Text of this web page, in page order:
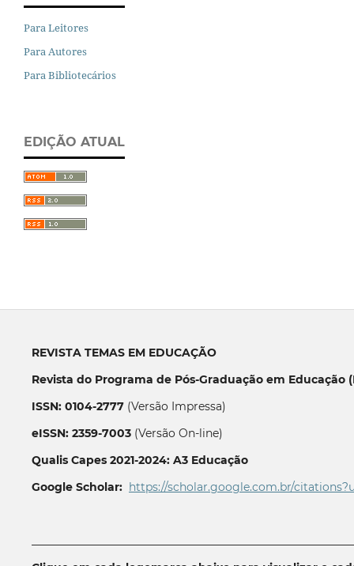
Para Leitores
Para Autores
Para Bibliotecários
EDIÇÃO ATUAL
REVISTA TEMAS EM EDUCAÇÃO
Revista do Programa de Pós-Graduação em Educação
ISSN: 0104-2777(Versão Impressa)
eISSN: 2359-7003(Versão On-line)
Qualis Capes 2021-2024: A3 Educação
Google Scholar: https://scholar.google.com.br/